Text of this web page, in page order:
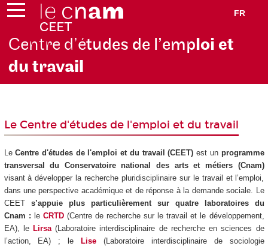
FR
Centre d’études de l’emploi et
du travail
Le Centre d'études de l'emploi et du travail
LeCentre d'études de l'emploi et du travail (CEET) est un programme
transversal du Conservatoire national des arts et métiers (Cnam)
visant à développer la recherche pluridisciplinaire sur le travail et l’emploi,
dans une perspective académique et de réponse à la demande sociale. Le
CEETs’appuie plus particulièrement sur quatre laboratoires du
Cnam : le CRTD(Centre de recherche sur le travail et le développement,
EA), le Lirsa(Laboratoire interdisciplinaire de recherche en sciences de
l’action, EA) ; le
Lise (Laboratoire interdisciplinaire de sociologie